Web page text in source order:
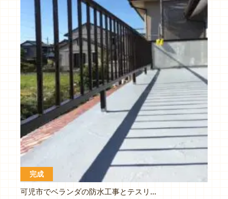
完成
可児市でベランダの防水工事とテスリの塗装、軒天の張り替えをおこないます